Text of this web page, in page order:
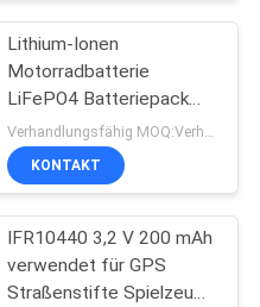
36
Lithium-Ionen
Motorradbatterie
LiFePO4 Batteriepack
25,6V 9AH 26650
KONTAKT
IFR10440 3,2 V 200 mAh
verwendet für GPS
Straßenstifte Spielzeug